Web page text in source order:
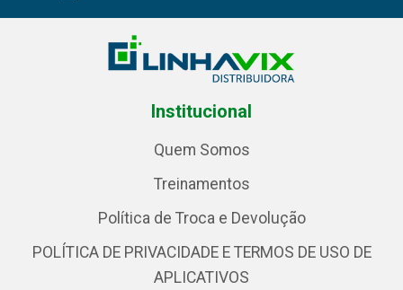
Institucional
Quem Somos
Treinamentos
Política de Troca e Devolução
POLÍTICA DE PRIVACIDADE E TERMOS DE USO DE
APLICATIVOS